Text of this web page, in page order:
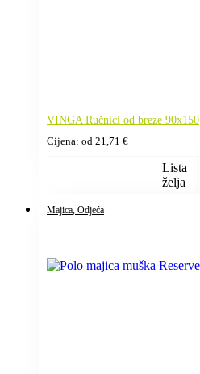
VINGA Ručnici od breze 90x150
Cijena: od 21,71 €
Lista
želja
Majica, Odjeća